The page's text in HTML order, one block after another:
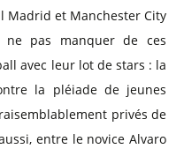
Madrid et Manchester City
pas manquer de ces
avec leur lot de stars : la
la pléiade de jeunes
privés de
entre le novice Alvaro